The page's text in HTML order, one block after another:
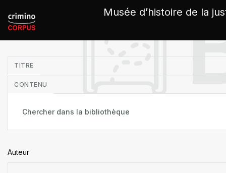
Musée d’histoire de la
TITRE
CONTENU
Auteur
Panneau de gestion des cookies